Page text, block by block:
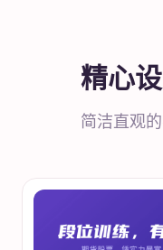
精心
简洁直观